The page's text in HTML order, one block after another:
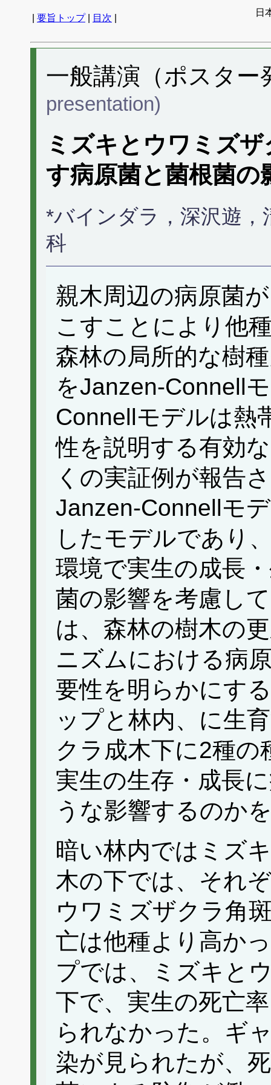
要旨トップ| 目次
日
一般講演（ポスタ
presentation)
ミズキとウワミズ
す病原菌と菌根菌の
*バインダラ，深沢遊，
科
親木周辺の病原菌
こすことにより他
森林の局所的な樹
をJanzen-Connell
Connellモデルは熱
性を説明する有効
くの実証例が報告
Janzen-Connellモ
したモデルであり
環境で実生の成長
菌の影響を考慮し
は、森林の樹木の
ニズムにおける病
要性を明らかにす
ップと林内、に生
クラ成木下に2種
実生の生存・成長
うな影響するのか
暗い林内ではミズ
木の下では、それ
ウワミズザクラ角
亡は他種より高か
プでは、ミズキと
下で、実生の死亡
られなかった。ギ
染が見られたが、